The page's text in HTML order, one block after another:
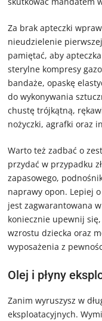
Za brak apteczki
nieudzielenie
pamiętać, aby
sterylne kompresy
bandaże, opaskę
do wykonywania
chustę trójkątną,
nożyczki, agrafki oraz
Warto też zadbać o
przydać w przypadku
zapasowego,
naprawy opon. Lepiej
jest zagwarantowana
koniecznie upewnij
wzrostu dziecka oraz
wyposażenia z
Olej i płyny
Zanim wyruszysz w
eksploatacyjnych.